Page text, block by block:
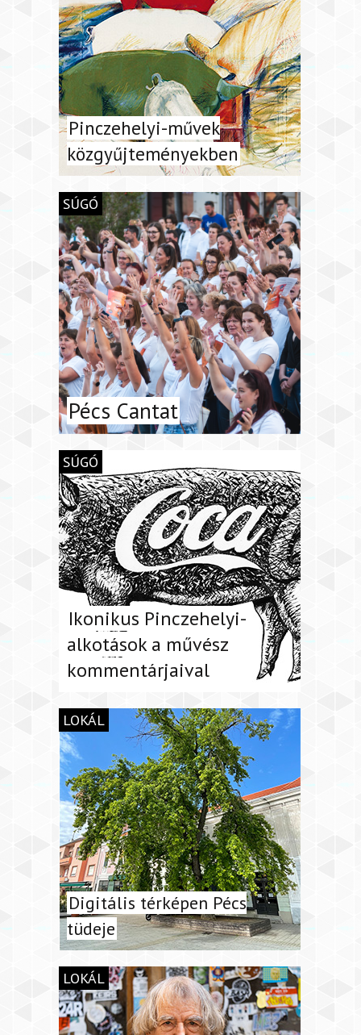
Pinczehelyi-művek
közgyűjteményekben
SÚGÓ
Pécs Cantat
SÚGÓ
Ikonikus Pinczehelyi-
alkotások a művész
kommentárjaival
LOKÁL
Digitális térképen Pécs
tüdeje
LOKÁL